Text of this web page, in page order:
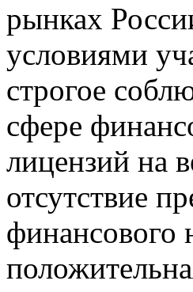
рынках
условиями
строгое
сфере
лицензий на
отсутствие
финансового